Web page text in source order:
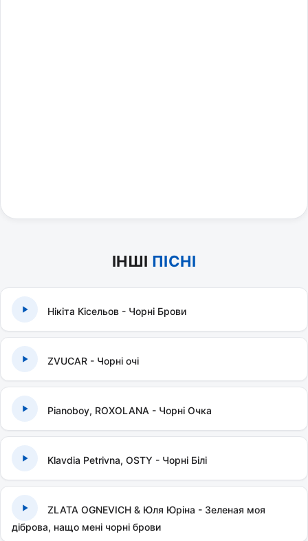
ІНШІ ПІСНІ
Нікіта Кісельов - Чорні Брови
ZVUCAR - Чорні очі
Pianoboy, ROXOLANA - Чорні Очка
Klavdia Petrivna, OSTY - Чорні Білі
ZLATA OGNEVICH & Юля Юріна - Зеленая моя
діброва, нащо мені чорні брови